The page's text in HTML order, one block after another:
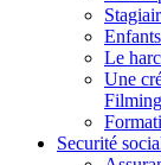
Le
Une
Filming
Securité